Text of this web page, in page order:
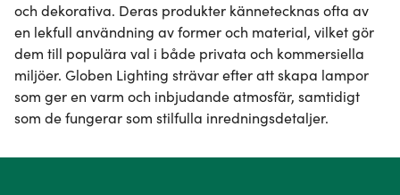
och dekorativa. Deras produkter kännetecknas ofta av
en lekfull användning av former och material, vilket gör
dem till populära val i både privata och kommersiella
miljöer. Globen Lighting strävar efter att skapa lampor
som ger en varm och inbjudande atmosfär, samtidigt
som de fungerar som stilfulla inredningsdetaljer.